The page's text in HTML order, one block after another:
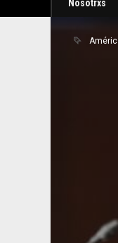
Nosotrxs